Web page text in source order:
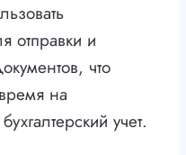
отправки и
что
на
учет.